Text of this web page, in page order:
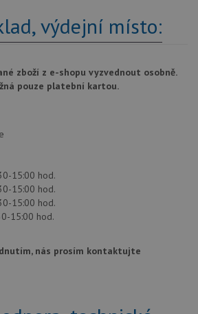
výdejní místo:
zboží z e-shopu vyzvednout osobně.
pouze platební kartou.
15:00 hod.
15:00 hod.
15:00 hod.
15:00 hod.
nás prosím kontaktujte